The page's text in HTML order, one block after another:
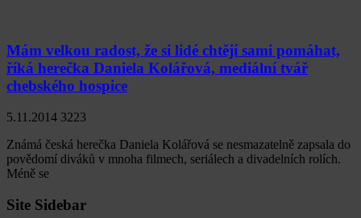
Mám velkou radost, že si lidé chtějí sami pomáhat,
říká herečka Daniela Kolářová, mediální tvář
chebského hospice
5.11.2014 3223
Známá česká herečka Daniela Kolářová se nesmazatelně zapsala do
povědomí diváků v mnoha filmech, seriálech a divadelních rolích.
Méně se
Site Sidebar